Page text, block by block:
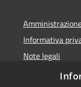
Informativa
Note legali
Dichiarazione